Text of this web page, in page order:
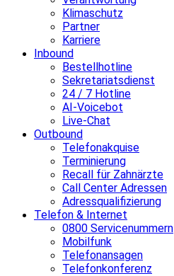
Klimaschutz
Partner
Karriere
Inbound
Bestellhotline
Sekretariatsdienst
24 / 7 Hotline
AI-Voicebot
Live-Chat
Outbound
Telefonakquise
Terminierung
Recall für Zahnärzte
Call Center Adressen
Adressqualifizierung
Telefon & Internet
0800 Servicenummern
Mobilfunk
Telefonansagen
Telefonkonferenz